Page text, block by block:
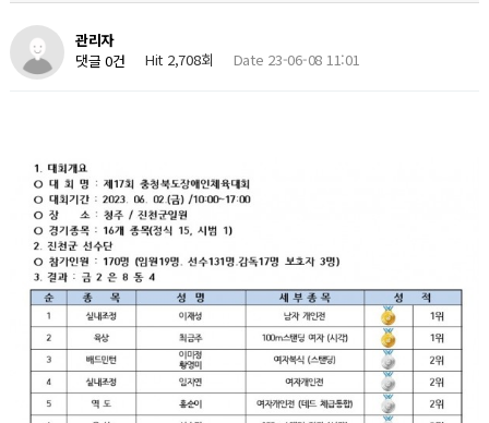
관리자
댓글 0건
Hit 2,708회 Date 23-06-08 11:01